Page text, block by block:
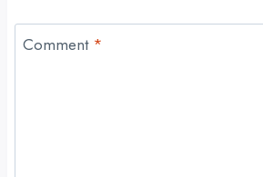
Comment *